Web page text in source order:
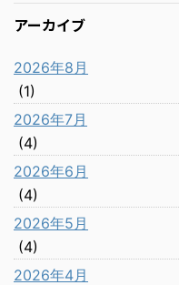
アーカイブ
2026年8月
(1)
2026年7月
(4)
2026年6月
(4)
2026年5月
(4)
2026年4月